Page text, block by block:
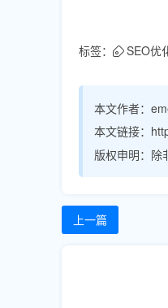
标签： SEO优
本文作者：
本文链接：
版权申明： 除
上一篇